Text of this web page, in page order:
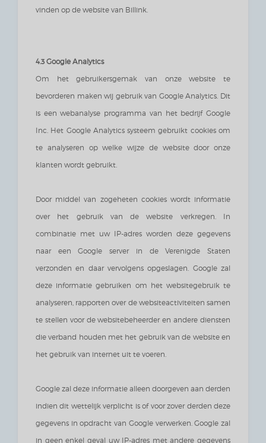
vinden op de website van Billink.
4.3 Google Analytics
Om het gebruikersgemak van onze website te
bevorderen maken wij gebruik van Google Analytics. Dit
is een webanalyse programma van het bedrijf Google
Inc. Het Google Analytics systeem gebruikt cookies om
te analyseren op welke wijze de website door onze
klanten wordt gebruikt.
Door middel van zogeheten cookies wordt informatie
over het gebruik van de website verkregen. In
combinatie met uw IP-adres worden deze gegevens
naar een Google server in de Verenigde Staten
verzonden en daar vervolgens opgeslagen. Google zal
deze informatie gebruiken om het websitegebruik te
analyseren, rapporten over de websiteactiviteiten samen
te stellen voor de websitebeheerder en andere diensten
die verband houden met het gebruik van de website en
het gebruik van internet uit te voeren.
Google zal deze informatie alleen doorgeven aan derden
indien dit wettelijk verplicht is of voor zover derden deze
gegevens in opdracht van Google verwerken. Google zal
in geen enkel geval uw IP-adres met andere gegevens